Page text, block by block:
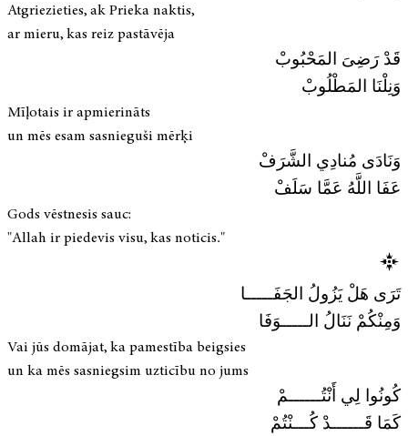
Atgriezieties, ak Prieka naktis,
ar mieru, kas reiz pastāvēja
قَدْ رَضِىَ المَحْبُوبْ
وَنِلْنَا المَطْلُوبْ
Mīļotais ir apmierināts
un mēs esam sasnieguši mērķi
وَنَادَى مُنادِي الشَّرَفْ
عَفَا اللَّهُ عَمَّا سَلَفْ
Gods vēstnesis sauc:
"Allah ir piedevis visu, kas noticis."
تَرَى هَلْ يَزُولُ الجَفَـــــا
وَمِنْكُمْ نَنَالُ الـــــوَفَا
Vai jūs domājat, ka pamestība beigsies
un ka mēs sasniegsim uzticību no jums
كُونُوا لِي أَنْتُــــــمْ
كَمَا قَــــــدْ كُـــنْتُمْ